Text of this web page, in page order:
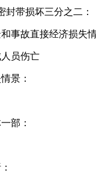
封带损坏三分之二：
事故直接经济损失情
员伤亡
景：
部：